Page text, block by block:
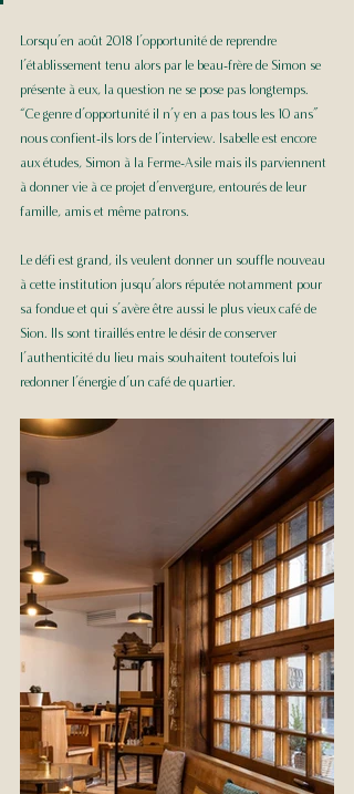
Lorsqu’en août 2018 l’opportunité de reprendre
l’établissement tenu alors par le beau-frère de Simon se
présente à eux, la question ne se pose pas longtemps.
“Ce genre d’opportunité il n’y en a pas tous les 10 ans”
nous confient-ils lors de l’interview. Isabelle est encore
aux études, Simon à la Ferme-Asile mais ils parviennent
à donner vie à ce projet d’envergure, entourés de leur
famille, amis et même patrons.
Le défi est grand, ils veulent donner un souffle nouveau
à cette institution jusqu’alors réputée notamment pour
sa fondue et qui s’avère être aussi le plus vieux café de
Sion. Ils sont tiraillés entre le désir de conserver
l’authenticité du lieu mais souhaitent toutefois lui
redonner l’énergie d’un café de quartier.